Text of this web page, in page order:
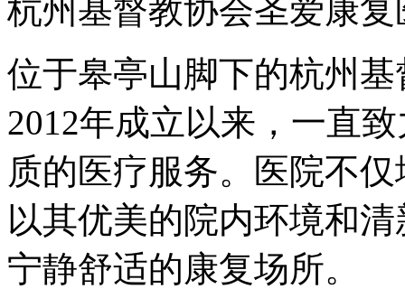
杭州基督教协会圣爱康复
位于皋亭山脚下的杭州
2012年成立以来，一直
质的医疗服务。医院不
以其优美的院内环境和
宁静舒适的康复场所。